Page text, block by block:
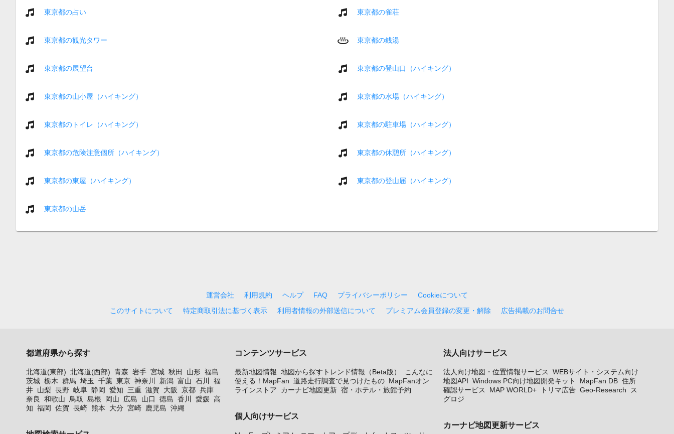
東京都の占い 東京都の雀荘
東京都の観光タワー 東京都の銭湯
東京都の展望台 東京都の登山口（ハイキング）
東京都の山小屋（ハイキング） 東京都の水場（ハイキング）
東京都のトイレ（ハイキング） 東京都の駐車場（ハイキング）
東京都の危険注意個所（ハイキング） 東京都の休憩所（ハイキング）
東京都の東屋（ハイキング） 東京都の登山届（ハイキング）
東京都の山岳
運営会社 利用規約 ヘルプ FAQ プライバシーポリシー
Cookieについて
このサイトについて
特定商取引法に基づく表示 利用者情報の外部送信について プレミアム会員登録の変更・解除 広告掲載のお問合せ
都道府県から探す
北海道(東部) 北海道(西部) 青森 岩手 宮城 秋田 山形 福島
茨城 栃木 群馬 埼玉 千葉 東京 神奈川 新潟 富山 石川
福
井 山梨 長野 岐阜 静岡 愛知 三重 滋賀 大阪 京都 兵庫
奈良
和歌山 鳥取 島根 岡山 広島 山口 徳島 香川 愛媛 高
知 福岡 佐賀 長崎 熊本 大分 宮崎 鹿児島 沖縄
コンテンツサービス
最新地図情報 地図から探すトレンド情報（Beta版）
こんなに
使える！MapFan 道路走行調査で見つけたもの MapFanオン
ラインストア
カーナビ地図更新 宿・ホテル・旅館予約
個人向けサービス
法人向けサービス
法人向け地図・位置情報サービス
WEBサイト・システム向け
地図API Windows PC向け地図開発キット MapFan DB 住所
確認サービス
MAP WORLD+ トリマ広告 Geo-Research
ス
グロジ
カーナビ地図更新サービス